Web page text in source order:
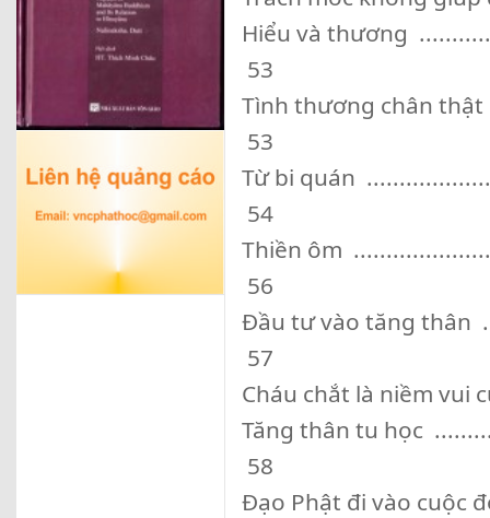
Hiểu và thương
53
Tình thương chân thật
53
Từ bi quán
54
Thiền ôm
56
Đầu tư vào tăng thân
57
Cháu chắt là niềm vui
Tăng thân tu học
58
Đạo Phật đi vào cuộc